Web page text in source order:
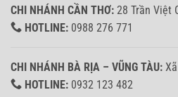
CHI NHÁNH CẦN THƠ: 28 Trần Việt
HOTLINE: 0988 276 771
CHI NHÁNH BÀ RỊA – VŨNG TÀU:
HOTLINE: 0932 123 482